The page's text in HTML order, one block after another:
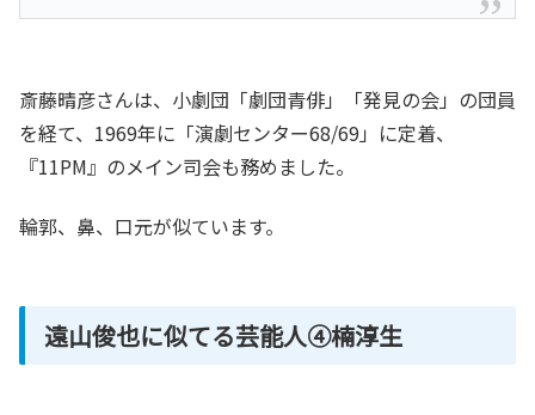
斎藤晴彦さんは、小劇団「劇団青俳」「発見の会」の団員
を経て、1969年に「演劇センター68/69」に定着、
『11PM』のメイン司会も務めました。
輪郭、鼻、口元が似ています。
遠山俊也に似てる芸能人④楠淳生